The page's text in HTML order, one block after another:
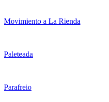
Movimiento a La Rienda
Paleteada
Parafreio